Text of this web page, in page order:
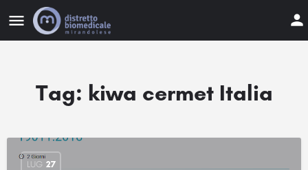
Tag: kiwa cermet Italia
LUG 27